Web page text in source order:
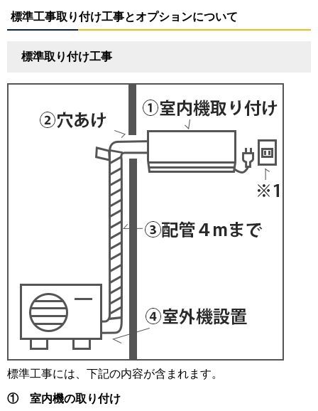
標準工事取り付け工事とオプションについて
標準取り付け工事
標準工事には、下記の内容が含まれます。
①
室内機の取り付け